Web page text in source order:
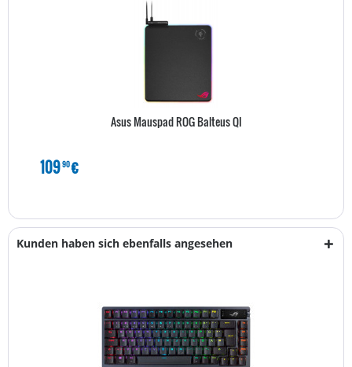
Asus Mauspad ROG Balteus QI
10990€
Kunden haben sich ebenfalls angesehen